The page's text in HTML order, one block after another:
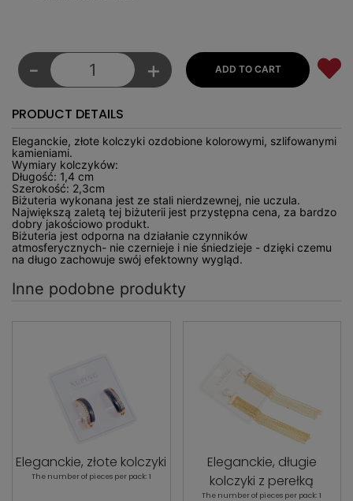
- +
PRODUCT DETAILS
Eleganckie, złote kolczyki ozdobione kolorowymi, szlifowanymi
kamieniami.
Wymiary kolczyków:
Długość: 1,4 cm
Szerokość: 2,3cm
Biżuteria wykonana jest ze stali nierdzewnej, nie uczula.
Największą zaletą tej biżuterii jest przystępna cena, za bardzo
dobry jakościowo produkt.
Biżuteria jest odporna na działanie czynników
atmosferycznych- nie czernieje i nie śniedzieje - dzięki czemu
na długo zachowuje swój efektowny wygląd.
Inne podobne produkty
Eleganckie, złote kolczyki
The number of pieces per pack: 1
Eleganckie, długie
kolczyki z perełką
The number of pieces per pack: 1